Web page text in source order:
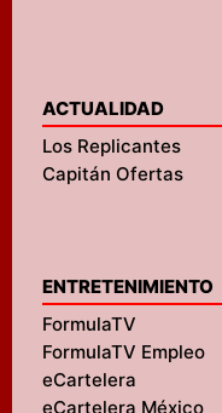
ACTUALIDAD
Los Replicantes
Capitán Ofertas
ENTRETENIMIENTO
FormulaTV
FormulaTV Empleo
eCartelera
eCartelera México